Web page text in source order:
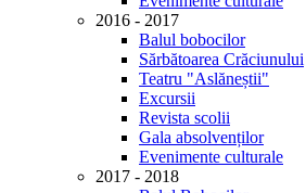
2016 - 2017
Balul bobocilor
Sărbătoarea Crăciunului
Teatru "Aslăneștii"
Excursii
Revista scolii
Gala absolvenților
Evenimente culturale
2017 - 2018